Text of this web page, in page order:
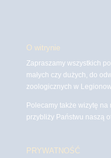
O witrynie
Zapraszamy wszystkich
małych czy dużych, do
zoologicznych w
Polecamy także wizytę
przybliży Państwu naszą
PRYWATNOŚĆ